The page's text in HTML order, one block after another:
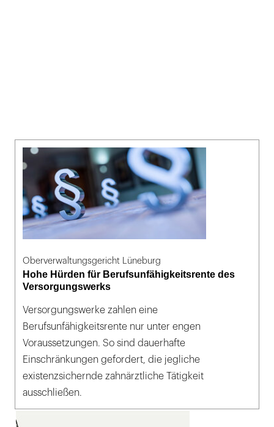
Oberverwaltungsgericht Lüneburg
Hohe Hürden für Berufsunfähigkeitsrente des
Versorgungswerks
Versorgungswerke zahlen eine
Berufsunfähigkeitsrente nur unter engen
Voraussetzungen. So sind dauerhafte
Einschränkungen gefordert, die jegliche
existenzsichernde zahnärztliche Tätigkeit
ausschließen.